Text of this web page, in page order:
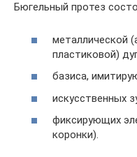
Бюгельный протез
металлической
пластиковой)
базиса,
искусственных
фиксирующих
коронки).